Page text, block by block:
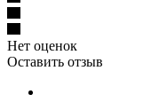
Нет оценок
Оставить отзыв